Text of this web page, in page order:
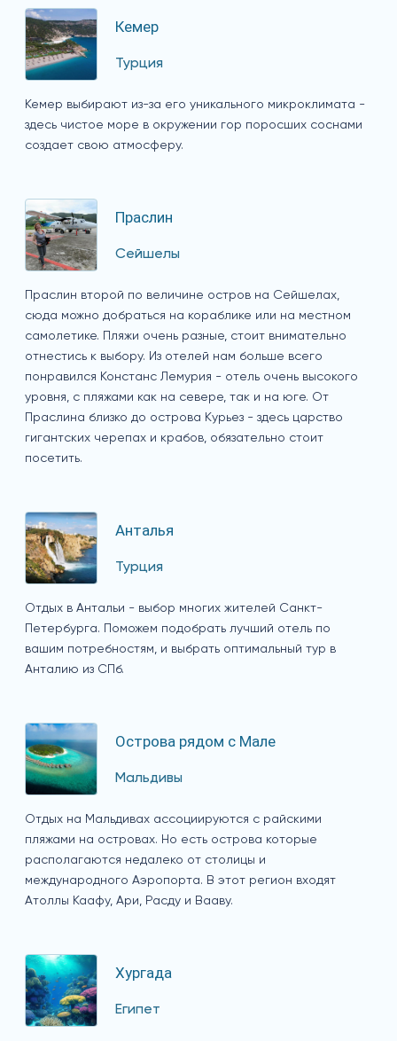
Кемер
Турция
Кемер выбирают из-за его уникального микроклимата -
здесь чистое море в окружении гор поросших соснами
создает свою атмосферу.
Праслин
Сейшелы
Праслин второй по величине остров на Сейшелах,
сюда можно добраться на кораблике или на местном
самолетике. Пляжи очень разные, стоит внимательно
отнестись к выбору. Из отелей нам больше всего
понравился Констанс Лемурия - отель очень высокого
уровня, с пляжами как на севере, так и на юге. От
Праслина близко до острова Курьез - здесь царство
гигантских черепах и крабов, обязательно стоит
посетить.
Анталья
Турция
Отдых в Антальи - выбор многих жителей Санкт-
Петербурга. Поможем подобрать лучший отель по
вашим потребностям, и выбрать оптимальный тур в
Анталию из СПб.
Острова рядом с Мале
Мальдивы
Отдых на Мальдивах ассоциируются с райскими
пляжами на островах. Но есть острова которые
располагаются недалеко от столицы и
международного Аэропорта. В этот регион входят
Атоллы Каафу, Ари, Расду и Вааву.
Хургада
Египет